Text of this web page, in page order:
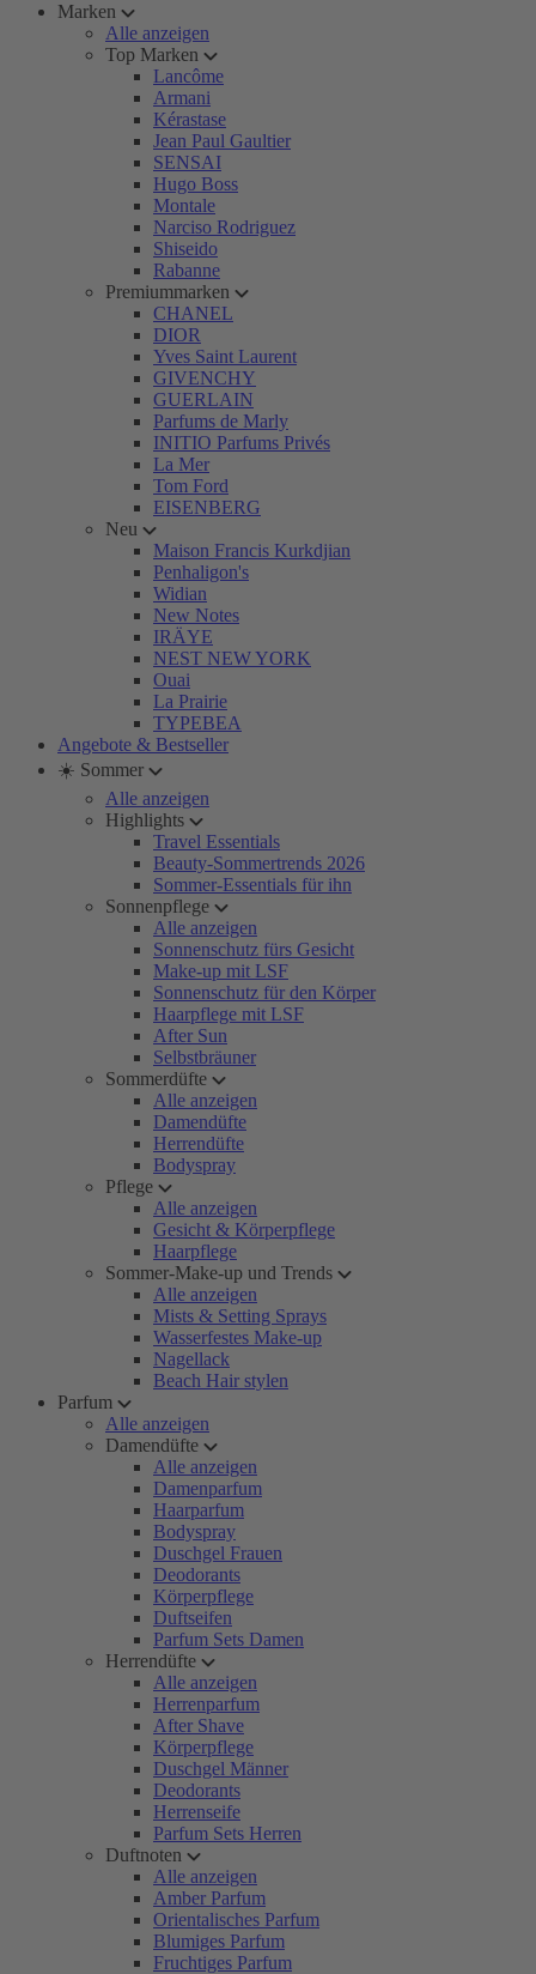
Marken
Alle anzeigen
Top Marken
Lancôme
Armani
Kérastase
Jean Paul Gaultier
SENSAI
Hugo Boss
Montale
Narciso Rodriguez
Shiseido
Rabanne
Premiummarken
CHANEL
DIOR
Yves Saint Laurent
GIVENCHY
GUERLAIN
Parfums de Marly
INITIO Parfums Privés
La Mer
Tom Ford
EISENBERG
Neu
Maison Francis Kurkdjian
Penhaligon's
Widian
New Notes
IRÄYE
NEST NEW YORK
Ouai
La Prairie
TYPEBEA
Angebote & Bestseller
☀️ Sommer
Alle anzeigen
Highlights
Travel Essentials
Beauty-Sommertrends 2026
Sommer-Essentials für ihn
Sonnenpflege
Alle anzeigen
Sonnenschutz fürs Gesicht
Make-up mit LSF
Sonnenschutz für den Körper
Haarpflege mit LSF
After Sun
Selbstbräuner
Sommerdüfte
Alle anzeigen
Damendüfte
Herrendüfte
Bodyspray
Pflege
Alle anzeigen
Gesicht & Körperpflege
Haarpflege
Sommer-Make-up und Trends
Alle anzeigen
Mists & Setting Sprays
Wasserfestes Make-up
Nagellack
Beach Hair stylen
Parfum
Alle anzeigen
Damendüfte
Alle anzeigen
Damenparfum
Haarparfum
Bodyspray
Duschgel Frauen
Deodorants
Körperpflege
Duftseifen
Parfum Sets Damen
Herrendüfte
Alle anzeigen
Herrenparfum
After Shave
Körperpflege
Duschgel Männer
Deodorants
Herrenseife
Parfum Sets Herren
Duftnoten
Alle anzeigen
Amber Parfum
Orientalisches Parfum
Blumiges Parfum
Fruchtiges Parfum